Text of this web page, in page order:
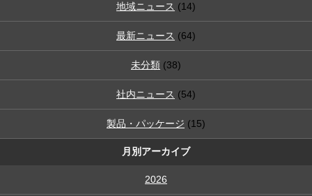
地域ニュース (14)
最新ニュース (64)
未分類 (38)
社内ニュース (54)
製品・パッケージ (15)
月別アーカイブ
2026